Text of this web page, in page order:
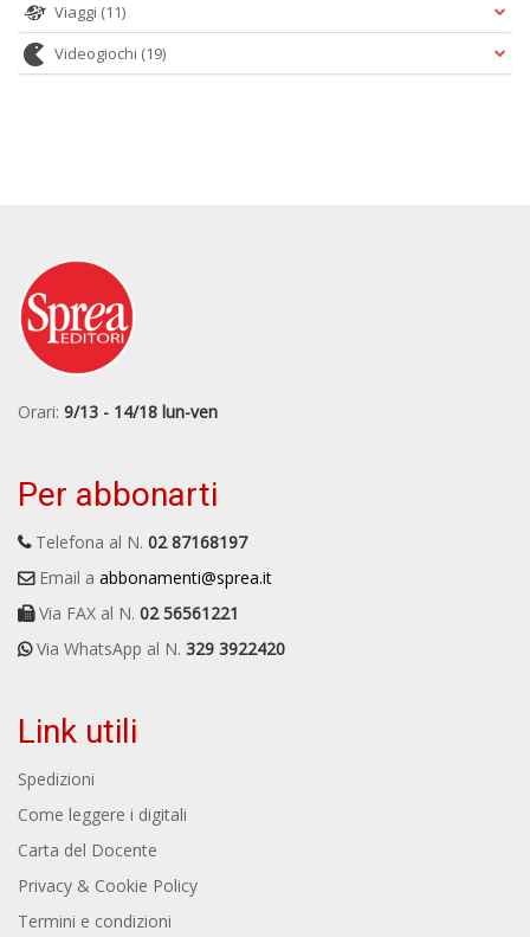
Viaggi (11)
Videogiochi (19)
Orari: 9/13 - 14/18 lun-ven
Per abbonarti
Telefona al N. 02 87168197
Email a abbonamenti@sprea.it
Via FAX al N. 02 56561221
Via WhatsApp al N. 329 3922420
Link utili
Spedizioni
Come leggere i digitali
Carta del Docente
Privacy & Cookie Policy
Termini e condizioni